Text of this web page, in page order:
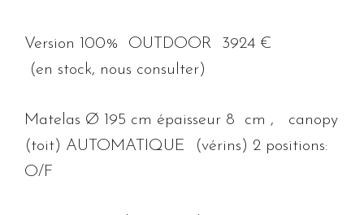
Version 100% OUTDOOR 3924 €
(en stock, nous consulter)
Matelas Ø 195 cm épaisseur 8 cm , canopy
(toit) AUTOMATIQUE (vérins) 2 positions:
O/F